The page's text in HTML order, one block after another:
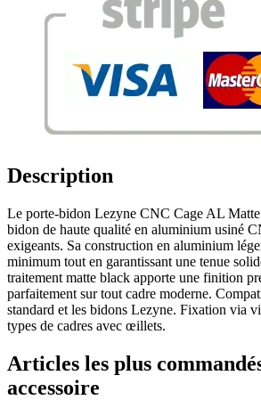
Description
Le porte-bidon Lezyne CNC Cage AL
bidon de haute qualité en aluminium usiné
exigeants. Sa construction en aluminium
minimum tout en garantissant une tenue
traitement matte black apporte une finition
parfaitement sur tout cadre moderne.
standard et les bidons Lezyne. Fixation via
types de cadres avec œillets.
Articles les plus
accessoire